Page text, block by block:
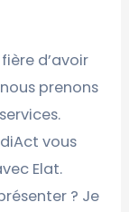
d’avoir
prenons
vous
Elat.
? Je